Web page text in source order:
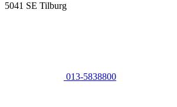
5041 SE Tilburg
013-5838800